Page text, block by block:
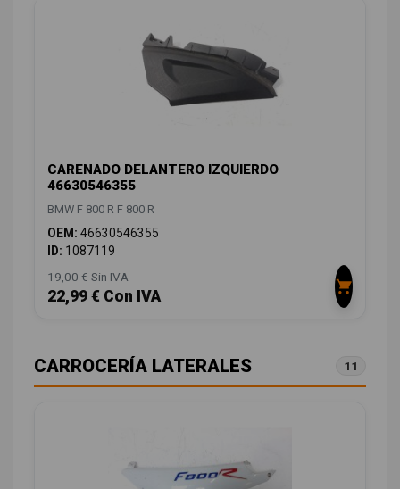
CARENADO DELANTERO IZQUIERDO
46630546355
BMW F 800 R F 800 R
OEM: 46630546355
ID: 1087119
19,00 € Sin IVA
22,99 € Con IVA
CARROCERÍA LATERALES 11